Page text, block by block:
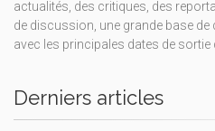
actualités, des critiques, des
de discussion, une grande base de
avec les principales dates de sortie
Derniers articles